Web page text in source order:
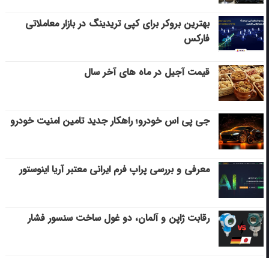
بهترین بروکر برای کپی‌ تریدینگ در بازار معاملاتی
فارکس
قیمت آجیل در ماه های آخر سال
جی پی اس خودرو؛ راهکار جدید تامین امنیت خودرو
معرفی و بررسی پراپ فرم ایرانی معتبر آریا اینوستور
رقابت ژاپن و آلمان، دو غول ساخت سنسور فشار